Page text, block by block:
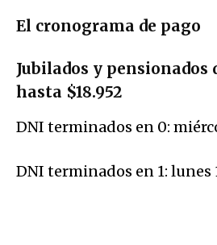
El cronograma de pago
Jubilados y pensionados
hasta $18.952
DNI terminados en 0:
DNI terminados en 1: lunes